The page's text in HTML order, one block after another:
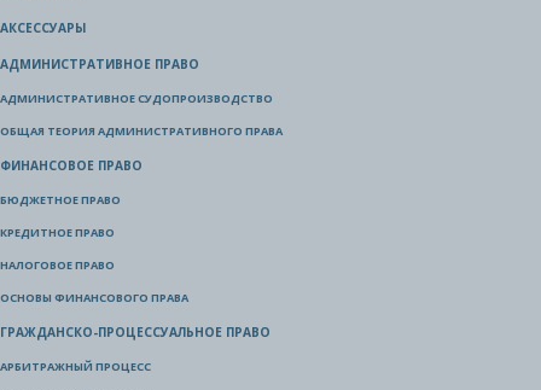
АКСЕССУАРЫ
АДМИНИСТРАТИВНОЕ ПРАВО
АДМИНИСТРАТИВНОЕ СУДОПРОИЗВОДСТВО
ОБЩАЯ ТЕОРИЯ АДМИНИСТРАТИВНОГО ПРАВА
ФИНАНСОВОЕ ПРАВО
БЮДЖЕТНОЕ ПРАВО
КРЕДИТНОЕ ПРАВО
НАЛОГОВОЕ ПРАВО
ОСНОВЫ ФИНАНСОВОГО ПРАВА
ГРАЖДАНСКО-ПРОЦЕССУАЛЬНОЕ ПРАВО
АРБИТРАЖНЫЙ ПРОЦЕСС